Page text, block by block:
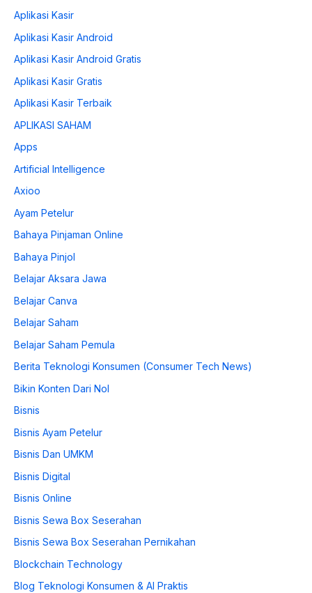
Aplikasi Kasir
Aplikasi Kasir Android
Aplikasi Kasir Android Gratis
Aplikasi Kasir Gratis
Aplikasi Kasir Terbaik
APLIKASI SAHAM
Apps
Artificial Intelligence
Axioo
Ayam Petelur
Bahaya Pinjaman Online
Bahaya Pinjol
Belajar Aksara Jawa
Belajar Canva
Belajar Saham
Belajar Saham Pemula
Berita Teknologi Konsumen (Consumer Tech News)
Bikin Konten Dari Nol
Bisnis
Bisnis Ayam Petelur
Bisnis Dan UMKM
Bisnis Digital
Bisnis Online
Bisnis Sewa Box Seserahan
Bisnis Sewa Box Seserahan Pernikahan
Blockchain Technology
Blog Teknologi Konsumen & AI Praktis